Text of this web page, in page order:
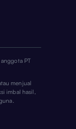
PT
menjual
imbal hasil,